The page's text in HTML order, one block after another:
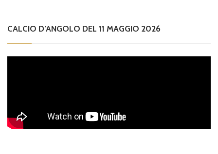
CALCIO D’ANGOLO DEL 11 MAGGIO 2026